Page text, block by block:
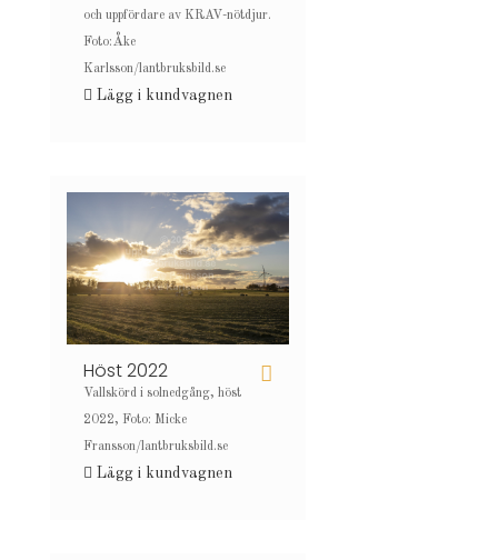
och uppfördare av KRAV-nötdjur.
Foto:Åke
Karlsson/lantbruksbild.se
Lägg i kundvagnen
Höst 2022
Vallskörd i solnedgång, höst
2022, Foto: Micke
Fransson/lantbruksbild.se
Lägg i kundvagnen